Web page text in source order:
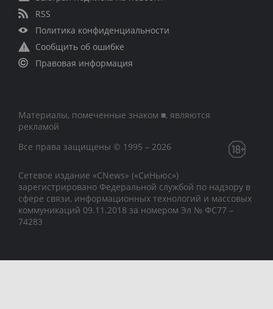
RSS
Политика конфиденциальности
Сообщить об ошибке
Правовая информация
Материалы, помеченные знаком ■, являются
рекламой
Все права защищены © 1995 – 2026
Сетевое издание «CNews» («СиНьюс»)
зарегистрировано Федеральной службой по надзору в
сфере связи, информационных технологий и массовых
коммуникаций 09.11.2018 за номером Эл № ФС77 –
74283